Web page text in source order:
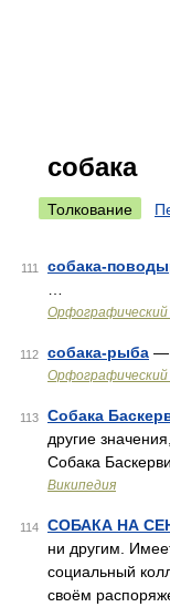
собака
Толкование
111 собака-
Орфографический
112 собака-рыба —
Орфографический
113 Собака
другие
Собака
Википедия
114 СОБАКА НА
ни другим.
социальный
своём